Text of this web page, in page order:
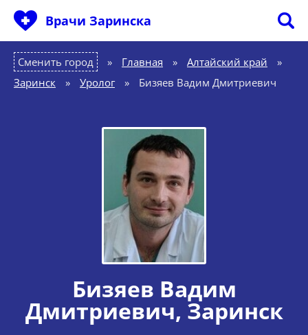
Врачи Заринска
Сменить город Главная » Алтайский край
»
Заринск
» Уролог » Бизяев Вадим Дмитриевич
Бизяев Вадим
Дмитриевич, Заринск